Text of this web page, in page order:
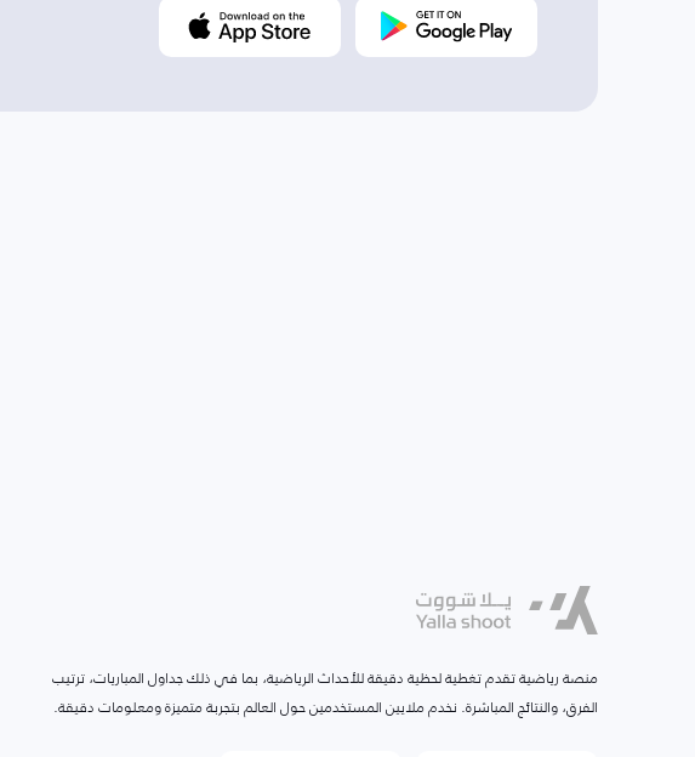
منصة رياضية تقدم تغطية لحظية دقيقة للأحداث الرياضية، بما في ذلك جداول المباريات، ترتيب
الفرق، والنتائج المباشرة. نخدم ملايين المستخدمين حول العالم بتجربة متميزة ومعلومات دقيقة.